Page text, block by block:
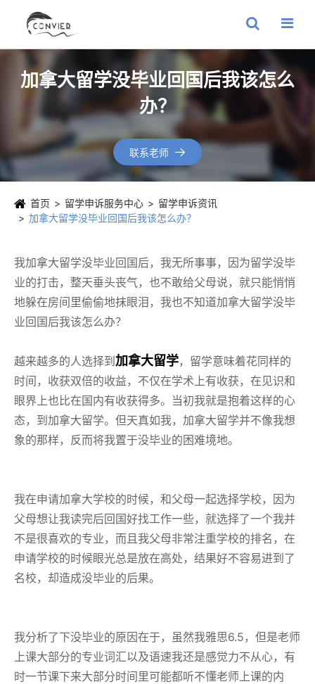
加拿大留学没毕业回国后我该怎么
办？
联系老师 
首页 留学申诉服务中心
留学申诉资讯
加拿大留学没毕业回国后我该怎么办？
我加拿大留学没毕业回国后，我无所事事，因为留学没毕
业的打击，整天垂头丧气，也不敢给父母说，就只能悄悄
地躲在房间里偷偷地抹眼泪，我也不知道加拿大留学没毕
业回国后我该怎么办？
越来越多的人选择到 加拿大留学，留学意味着花同样的
时间，收获双倍的收益，不仅在学术上有收获，在见识和
眼界上也比在国内有收获得多。当初我就是抱着这样的心
态，到加拿大留学。但天真如我，加拿大留学并不像我想
象的那样，反而将我置于没毕业的困难境地。
我在申请加拿大学校的时候，和父母一起选择学校，因为
父母想让我读完后回国好找工作一些，就选择了一个我并
不是很喜欢的专业，而且我父母非常注重学校的排名，在
申请学校的时候眼光总是放在高处，结果好不容易进到了
名校，却造成没毕业的后果。
我分析了下没毕业的原因在于，虽然我雅思6.5，但是老师
上课大部分的专业词汇以及语速我还是感觉力不从心，有
时一节课下来大部分时间里可能都听不懂老师上课的内